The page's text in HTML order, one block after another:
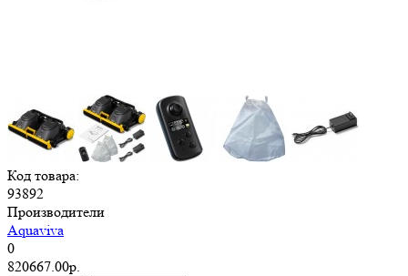
Код товара:
93892
Производители
Aquaviva
0
820667.00р.